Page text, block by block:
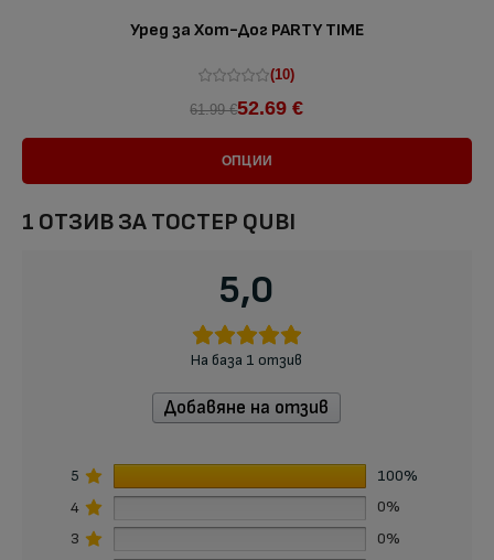
Уред за Хот-Дог PARTY TIME
(10)
61.99 €52.69 €
ОПЦИИ
1 ОТЗИВ ЗАТОСТЕР QUBI
5,0
На база 1 отзив
Добавяне на отзив
5
100%
4
0%
3
0%